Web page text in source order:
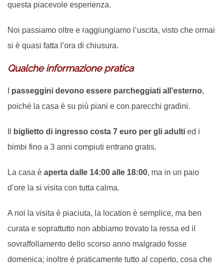
questa piacevole esperienza.
Noi passiamo oltre e raggiungiamo l’uscita, visto che ormai
si è quasi fatta l’ora di chiusura.
Qualche informazione pratica
passeggini devono essere parcheggiati all’esterno,
poiché la casa è su più piani e con parecchi gradini.
biglietto di ingresso costa 7 euro per gli adulti ed i
bimbi fino a 3 anni compiuti entrano gratis.
La casa è aperta dalle 14:00 alle 18:00, ma in un paio
d’ore la si visita con tutta calma.
A noi la visita è piaciuta, la location è semplice, ma ben
curata e soprattutto non abbiamo trovato la ressa ed il
sovraffollamento dello scorso anno malgrado fosse
domenica; inoltre è praticamente tutto al coperto, cosa che